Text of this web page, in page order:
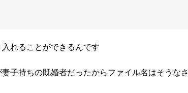
れることができるんです
子持ちの既婚者だったからファイル名はそうなさ